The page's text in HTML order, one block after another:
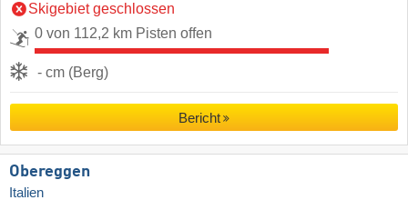
Skigebiet geschlossen
0 von 112,2 km Pisten offen
- cm (Berg)
Bericht
Obereggen
Italien